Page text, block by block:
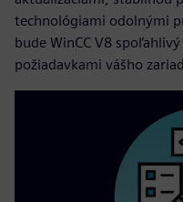
technológiami odolnými
bude WinCC V8
požiadavkami vášho